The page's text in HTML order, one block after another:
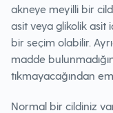
akneye meyilli bir
asit veya glikolik asit
bir seçim olabilir.
madde
tıkmayacağından
Normal bir cildiniz